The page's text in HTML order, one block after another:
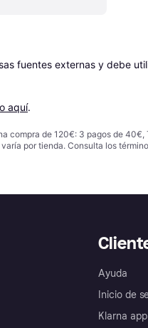
fuentes externas y debe
aquí.
compra de 120€: 3 pagos de
por tienda. Consulta los
Ayuda
Inicio de
Klarna app